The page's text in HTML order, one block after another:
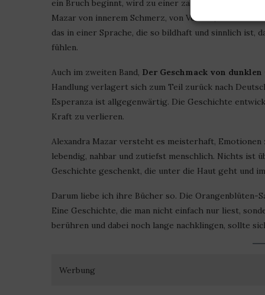
ein Bruch beginnt, wird zu einer zarten,
Mazar von innerem Schmerz, von Verlust, aber auch
das in einer Sprache, die so bildhaft und sinnlich ist,
fühlen.
Auch im zweiten Band, Der Geschmack von dunklen
Handlung verlagert sich zum Teil zurück nach
Esperanza ist allgegenwärtig. Die Geschichte
Kraft zu verlieren.
Alexandra Mazar versteht es meisterhaft,
lebendig, nahbar und zutiefst menschlich. Nichts ist
Geschichte geschenkt, die unter die Haut geht und
Darum liebe ich ihre Bücher so. Die Orangenblüten-
Eine Geschichte, die man nicht einfach nur liest,
berühren und dabei noch lange nachklingen, sollte
Werbung